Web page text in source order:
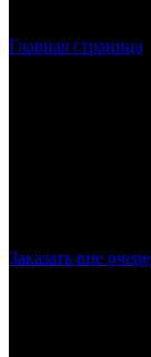
Главная страница
Заказать вне